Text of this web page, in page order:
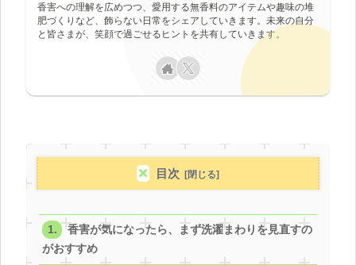
香害への理解を広めつつ、愛用する無香料のアイテムや趣味の堆
肥づくりなど、飾らない日常をシェアしていきます。未来の自分
と皆さまが、笑顔で過ごせるヒントを共有していきます。
目次
香害が気になったら、まず洗濯まわりを見直すの
がおすすめ